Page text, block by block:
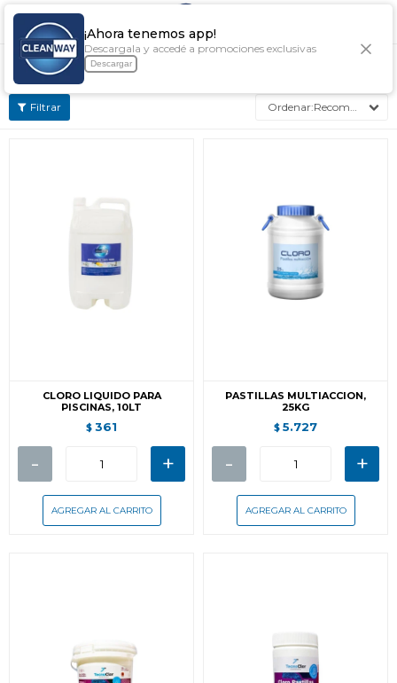
¡Ahora tenemos app!
Descargala y accedé a promociones exclusivas
Descargar

Recomendados
CLORO LIQUIDO PARA
PISCINAS, 10LT
$ 361
- +
PASTILLAS MULTIACCION,
25KG
$ 5.727
- +